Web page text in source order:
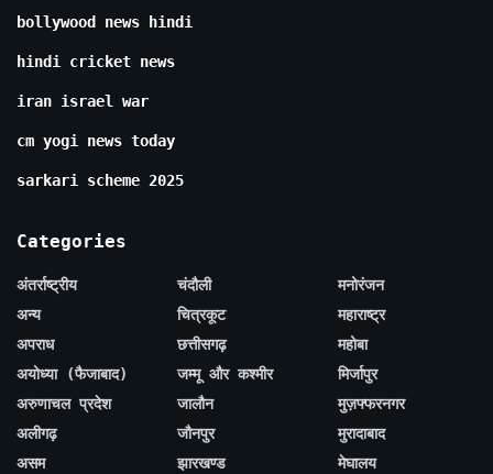
bollywood news hindi
hindi cricket news
iran israel war
cm yogi news today
sarkari scheme 2025
Categories
अंतर्राष्ट्रीय
अन्य
अपराध
अयोध्या (फैजाबाद)
अरुणाचल प्रदेश
अलीगढ़
असम
चंदौली
चित्रकूट
छत्तीसगढ़
जम्मू और कश्मीर
जालौन
जौनपुर
झारखण्ड
मनोरंजन
महाराष्ट्र
महोबा
मिर्जापुर
मुज़फ्फरनगर
मुरादाबाद
मेघालय